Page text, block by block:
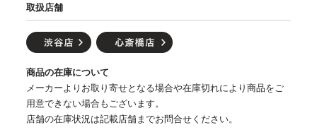
取扱店舗
商品の在庫について
メーカーよりお取り寄せとなる場合や在庫切れにより商品をご
用意できない場合もございます。
店舗の在庫状況は記載店舗までお問合せください。